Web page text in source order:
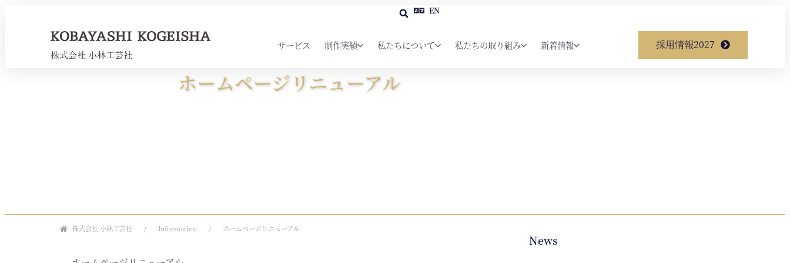
EN
サービス 制作実績 私たちについて 私たちの取り組み 新着情報 採用情報2027
ホームページリニューアル
株式会社 小林工芸社 Information ホームページリニューアル
News